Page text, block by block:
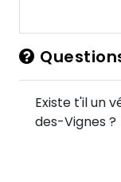
Existe t'il un
des-Vignes ?